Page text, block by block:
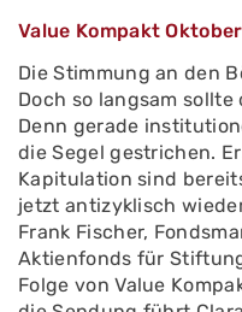
Value Kompakt
Die Stimmung an den
Doch so langsam
Denn gerade
die Segel gestrichen.
Kapitulation sind
jetzt antizyklisch
Frank Fischer,
Aktienfonds für
Folge von Value